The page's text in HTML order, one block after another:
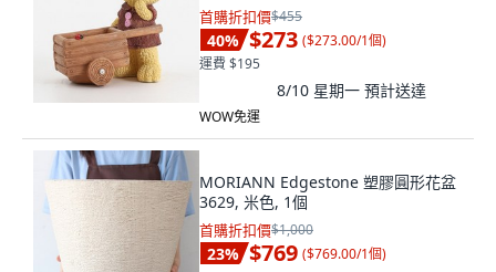
首購折扣價$455
40% $273 ($273.00/1個)
運費 $195
8/10 星期一 預計送達
WOW免運
MORIANN Edgestone 塑膠圓形花盆
3629, 米色, 1個
首購折扣價$1,000
23% $769 ($769.00/1個)